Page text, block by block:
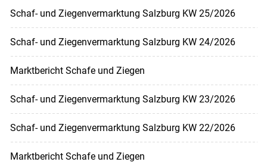
Schaf- und Ziegenvermarktung Salzburg KW 25/2026
Schaf- und Ziegenvermarktung Salzburg KW 24/2026
Marktbericht Schafe und Ziegen
Schaf- und Ziegenvermarktung Salzburg KW 23/2026
Schaf- und Ziegenvermarktung Salzburg KW 22/2026
Marktbericht Schafe und Ziegen